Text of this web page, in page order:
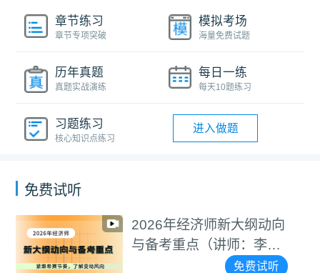
章节练习
章节专项突破
模拟考场
海量免费试题
历年真题
真题实战演练
每日一练
每天10题练习
习题练习
核心知识点练习
进入做题
免费试听
经济师新大纲动向
重点（讲师：李碧
免费试听
中级经济师基础知识
记忆口诀带背视频
中级
碧茹